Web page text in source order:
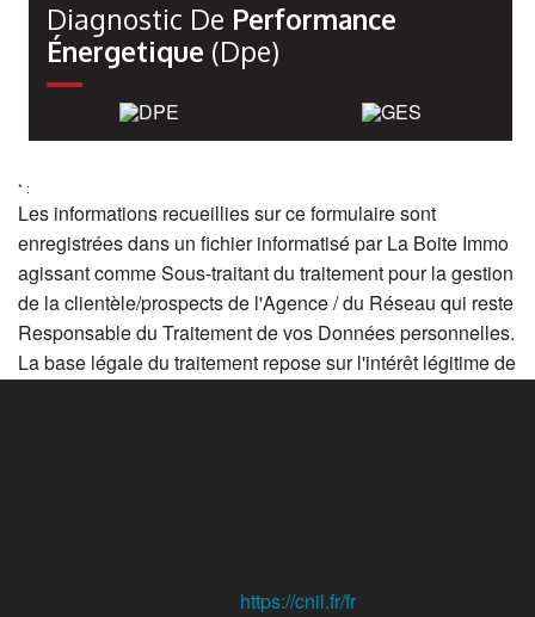
Diagnostic De Performance
Énergetique (dpe)
* :
Les informations recueillies sur ce formulaire sont
enregistrées dans un fichier informatisé par La Boite Immo
agissant comme Sous-traitant du traitement pour la gestion
de la clientèle/prospects de l'Agence / du Réseau qui reste
Responsable du Traitement de vos Données personnelles.
La base légale du traitement repose sur l'intérêt légitime de
https://cnil.fr/fr